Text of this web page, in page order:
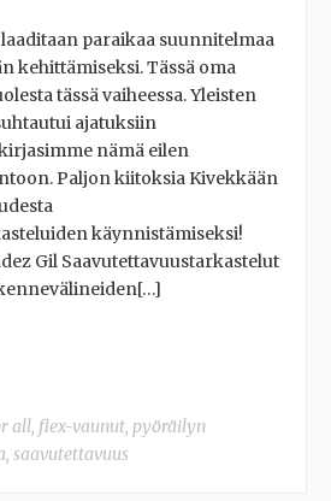
paraikaa suunnitelmaa
kehittämiseksi. Tässä oma
tässä vaiheessa. Yleisten
ajatuksiin
nämä eilen
Paljon kiitoksia Kivekkään
käynnistämiseksi!
Gil Saavutettavuustarkastelut
all, flex-vaunut, pyöräilyn
, saavutettavuus